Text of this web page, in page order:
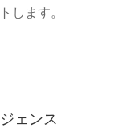
します。
ェンス